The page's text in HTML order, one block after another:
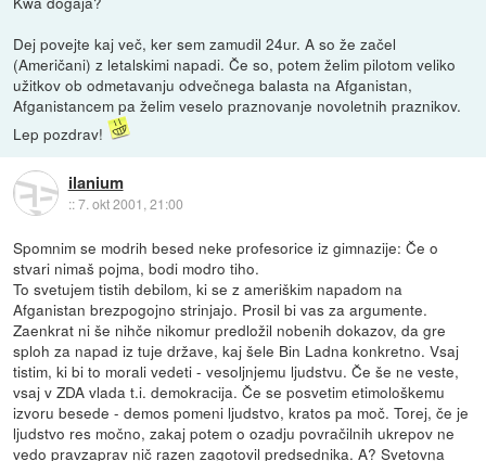
Dej povejte kaj več, ker sem zamudil 24ur. A so že začel
(Američani) z letalskimi napadi. Če so, potem želim pilotom veliko
užitkov ob odmetavanju odvečnega balasta na Afganistan,
Afganistancem pa želim veselo praznovanje novoletnih praznikov.
Lep pozdrav!
ilanium
::7. okt 2001, 21:00
Spomnim se modrih besed neke profesorice iz gimnazije: Če o
stvari nimaš pojma, bodi modro tiho.
To svetujem tistih debilom, ki se z ameriškim napadom na
Afganistan brezpogojno strinjajo. Prosil bi vas za argumente.
Zaenkrat ni še nihče nikomur predložil nobenih dokazov, da gre
sploh za napad iz tuje države, kaj šele Bin Ladna konkretno. Vsaj
tistim, ki bi to morali vedeti - vesoljnjemu ljudstvu. Če še ne veste,
vsaj v ZDA vlada t.i. demokracija. Če se posvetim etimološkemu
izvoru besede - demos pomeni ljudstvo, kratos pa moč. Torej, če je
ljudstvo res močno, zakaj potem o ozadju povračilnih ukrepov ne
vedo pravzaprav nič razen zagotovil predsednika. A? Svetovna